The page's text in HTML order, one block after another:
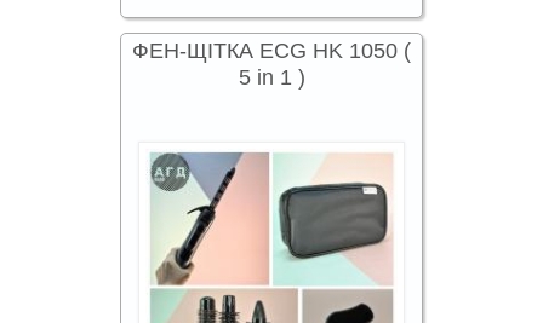
ФЕН-ЩІТКА ECG HK 1050 (
5 in 1 )